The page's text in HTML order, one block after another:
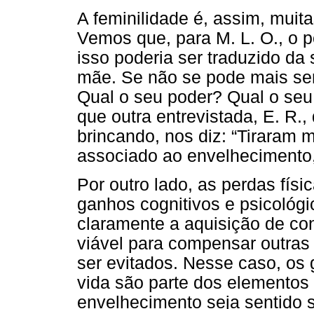
A feminilidade é, assim,
Vemos que, para M. L. O., o
isso poderia ser traduzido da
mãe. Se não se pode mais
Qual o seu poder? Qual o
que outra entrevistada, E.
brincando, nos diz: “Tiraram
associado ao
Por outro lado, as perdas
ganhos cognitivos e
claramente a aquisição de
viável para compensar
ser evitados. Nesse caso, os
vida são parte dos
envelhecimento seja sentido